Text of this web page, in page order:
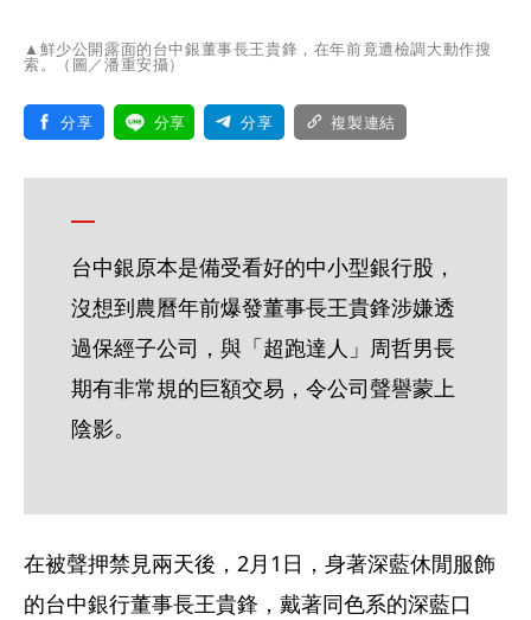
▲鮮少公開露面的台中銀董事長王貴鋒，在年前竟遭檢調大動作搜
索。（圖／潘重安攝）
分享 分享 分享 複製連結
台中銀原本是備受看好的中小型銀行股，
沒想到農曆年前爆發董事長王貴鋒涉嫌透
過保經子公司，與「超跑達人」周哲男長
期有非常規的巨額交易，令公司聲譽蒙上
陰影。
在被聲押禁見兩天後，2月1日，身著深藍休閒服飾
的台中銀行董事長王貴鋒，戴著同色系的深藍口